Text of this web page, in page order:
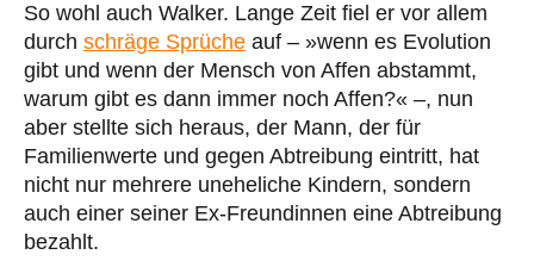
So wohl auch Walker. Lange Zeit fiel er vor allem
durch schräge Sprüche auf – »wenn es Evolution
gibt und wenn der Mensch von Affen abstammt,
warum gibt es dann immer noch Affen?« –, nun
aber stellte sich heraus, der Mann, der für
Familienwerte und gegen Abtreibung eintritt, hat
nicht nur mehrere uneheliche Kindern, sondern
auch einer seiner Ex-Freundinnen eine Abtreibung
bezahlt.